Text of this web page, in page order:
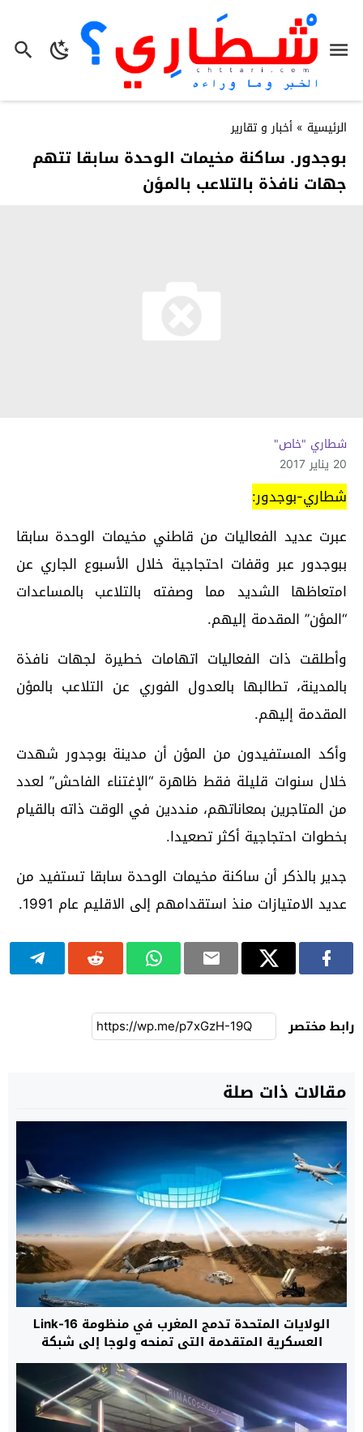
الرئيسية » أخبار و تقارير
بوجدور. ساكنة مخيمات الوحدة سابقا تتهم
جهات نافذة بالتلاعب بالمؤن
شطاري "خاص"
20 يناير 2017
شطاري-بوجدور:
عبرت عديد الفعاليات من قاطني مخيمات الوحدة سابقا
ببوجدور عبر وقفات احتجاجية خلال الأسبوع الجاري عن
امتعاظها الشديد مما وصفته بالتلاعب بالمساعدات
“المؤن” المقدمة إليهم.
وأطلقت ذات الفعاليات اتهامات خطيرة لجهات نافذة
بالمدينة، تطالبها بالعدول الفوري عن التلاعب بالمؤن
المقدمة إليهم.
وأكد المستفيدون من المؤن أن مدينة بوجدور شهدت
خلال سنوات قليلة فقط ظاهرة “الإغتناء الفاحش” لعدد
من المتاجرين بمعاناتهم، منددين في الوقت ذاته بالقيام
بخطوات احتجاجية أكثر تصعيدا.
جدير بالذكر أن ساكنة مخيمات الوحدة سابقا تستفيد من
عديد الامتيازات منذ استقدامهم إلى الاقليم عام 1991.
رابط مختصر
مقالات ذات صلة
الولايات المتحدة تدمج المغرب في منظومة Link-16
العسكرية المتقدمة التي تمنحه ولوجا إلى شبكة
تكتيكية خاصة بحلفاء “الناتو”